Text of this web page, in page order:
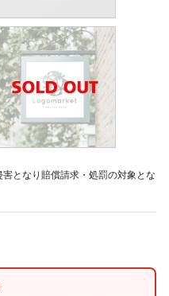
となり賠償請求・処罰の対象とな